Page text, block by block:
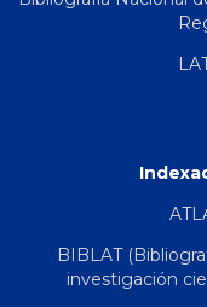
BIBLAT
investigación